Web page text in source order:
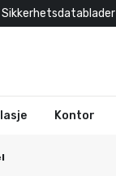
Sikkerhetsdatablader
Kontor